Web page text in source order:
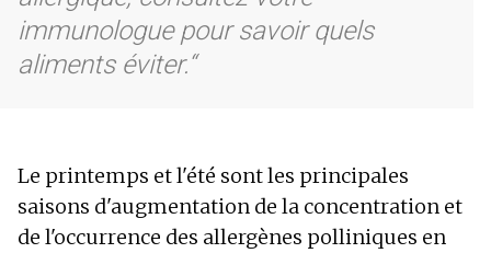
immunologue pour savoir quels
aliments éviter.
Le printemps et l'été sont les principales
saisons d'augmentation de la concentration et
de l'occurrence des allergènes polliniques en